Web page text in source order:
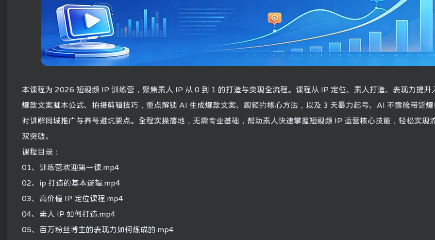
本课程为 2026 短视频 IP 训练营，聚焦素人 IP 从 0 到 1 的打造与变现全流程。课程从 IP 定位、素人打造、表现力提升
爆款文案脚本公式、拍摄剪辑技巧，重点解锁 AI 生成爆款文案、视频的核心方法，以及 3 天暴力起号、AI 不露脸带货
时讲解同城推广与养号避坑要点。全程实操落地，无需专业基础，帮助素人快速掌握短视频 IP 运营核心技能，轻松实现
双突破。
课程目录：
01、训练营欢迎第一课.mp4
02、ip 打造的基本逻辑.mp4
03、高价值 IP 定位课程.mp4
04、素人 IP 如何打造.mp4
05、百万粉丝博主的表现力如何炼成的.mp4